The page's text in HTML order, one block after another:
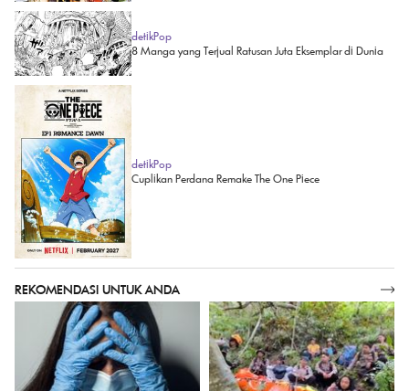
detikPop
8 Manga yang Terjual Ratusan Juta Eksemplar di Dunia
detikPop
Cuplikan Perdana Remake The One Piece
REKOMENDASI UNTUK ANDA